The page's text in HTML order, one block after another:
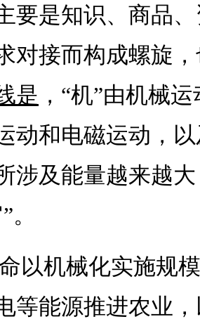
要是知识、商品
对接而构成螺旋
是 ， “机”由机械
动和电磁运动，
涉及能量越来越
以机械化实施规
等能源推进农业